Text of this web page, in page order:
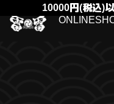
10000円(税込)